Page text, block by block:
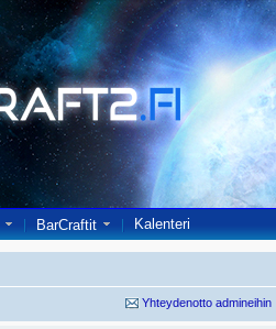
BarCraftit Kalenteri
Yhteydenotto admineihin